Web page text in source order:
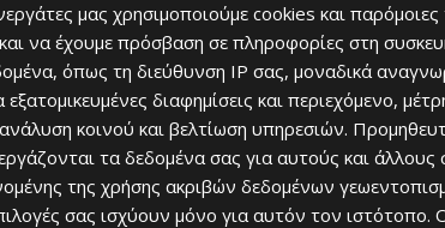
για ανάλογη συνέχεια, με στόχο την
μιας καλύτερης θέσης στον πίνακα της
μας χρησιμοποιούμε cookies και
να έχουμε πρόσβαση σε πληροφορίες στη
όπως τη διεύθυνση IP σας, μοναδικά
εξατομικευμένες διαφημίσεις και περιεχόμενο,
κοινού και βελτίωση υπηρεσιών.
τα δεδομένα σας για αυτούς και άλλους
της χρήσης ακριβών δεδομένων
σας ισχύουν μόνο για αυτόν τον ιστότοπο.